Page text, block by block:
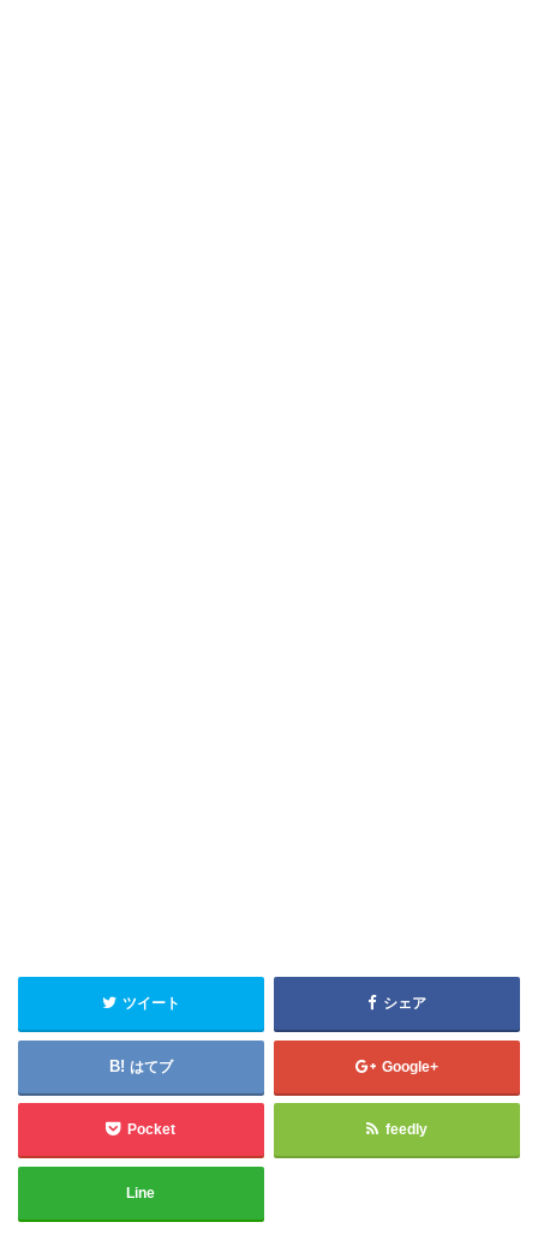
ツイート シェア
はてブ Google+
Pocket feedly
Line